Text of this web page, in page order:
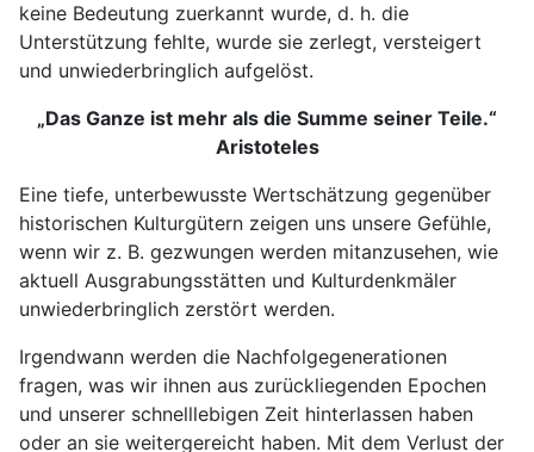
keine Bedeutung zuerkannt wurde, d. h. die
Unterstützung fehlte, wurde sie zerlegt, versteigert
und unwiederbringlich aufgelöst.
„Das Ganze ist mehr als die Summe seiner Teile.“
Aristoteles
Eine tiefe, unterbewusste Wertschätzung gegenüber
historischen Kulturgütern zeigen uns unsere Gefühle,
wenn wir z. B. gezwungen werden mitanzusehen, wie
aktuell Ausgrabungsstätten und Kulturdenkmäler
unwiederbringlich zerstört werden.
Irgendwann werden die Nachfolgegenerationen
fragen, was wir ihnen aus zurückliegenden Epochen
und unserer schnelllebigen Zeit hinterlassen haben
oder an sie weitergereicht haben. Mit dem Verlust der